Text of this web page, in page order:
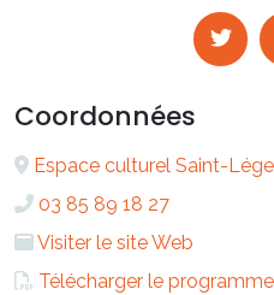
Coordonnées
Espace culturel Saint-
03 85 89 18 27
Visiter le site Web
Télécharger le programme